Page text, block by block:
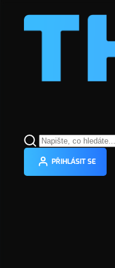
PŘIHLÁSIT SE